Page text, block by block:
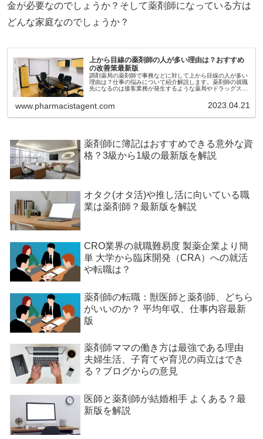
金が必要なのでしょうか？そして薬剤師になっている方は
どんな家庭なのでしょうか？
上から目線の薬剤師の人が多い理由は？おすすめ
の改善策最新版
調剤薬局の薬剤師で事務などに対して上から目線の人が多い
理由は？仕事の悩みについて紹介解説します。薬剤師の就職
先になるのは接客業務が発生するような薬局やドラッグスト
ら目線でお話をすることも多いためか、客の中には薬剤師に
不快感を感じる人も多いようです。なぜ薬剤師は上から目線
www.pharmacistagent.com 2023.04.21
薬剤師に簿記はおすすめできる意外な資
格？3級から1級の最新版を解説
オタク(オタ活)や推し活に向いている職
業は薬剤師？最新版を解説
CRO業界の就職難易度 製薬企業より簡
単 大学から臨床開発（CRA）への就活
や転職は？
薬剤師の転職：獣医師と薬剤師、どちら
がいいのか？ 平均年収、仕事内容最新
版
薬剤師ママの働き方は最強である理由
夫婦生活、子育てや育児の両立はでき
る？ブログからの意見
医師と薬剤師が結婚相手 よくある？最
新版を解説